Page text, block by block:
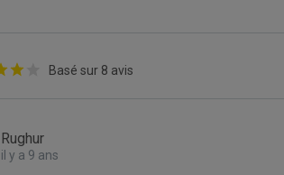
Basé sur 8 avis
Rughur
il y a 9 ans